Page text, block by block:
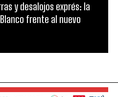
y desalojos exprés: la
frente al nuevo